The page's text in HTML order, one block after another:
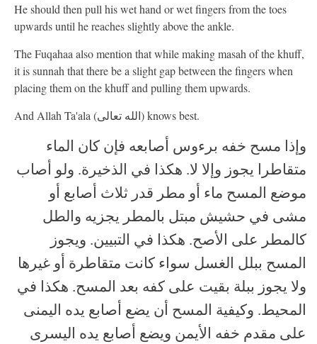
He should then pull his wet hand or wet fingers from the toes
upwards until he reaches slightly above the ankle.
The Fuqahaa also mention that while making masah of the khuff,
it is sunnah that there be a slight gap between the fingers when
placing them on the khuff and pulling them upwards.
And Allah Ta'ala (الله تعالى) knows best.
وإذا مسح خفه برءوس أصابعه فإن كان الماء
متقاطرا يجوز وإلا لا. هكذا في الذخيرة. ولو أصاب
موضع المسح ماء أو مطر قدر ثلاث أصابع أو
مشى في حشيش مبتل بالمطر يجزيه والطل
كالمطر على الأصح. هكذا في التبيين. ويجوز
المسح ببلل الغسل سواء كانت متقاطرة أو غيرها
ولا يجوز ببلة بقيت على كفه بعد المسح. هكذا في
المحيط. وكيفية المسح أن يضع أصابع يده اليمنى
على مقدم خفه الأيمن ويضع أصابع يده اليسرى